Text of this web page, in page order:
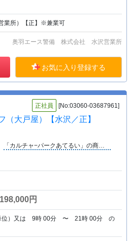
業所）【正】※兼業可
奥羽エース警備 株式会社 水沢営業所
お気に入り登録する
正社員 [No:03060-03687961]
（大戸屋）【水沢／正】
「カルチャ−パークあてるい」の商業集積地に岩手生協「コープアテルイ」をはじめ１５店舗の賃貸業務をしております。 完全週休２日制を実施しております。
円
位）又は 9時 00分 〜 21時 00分 の